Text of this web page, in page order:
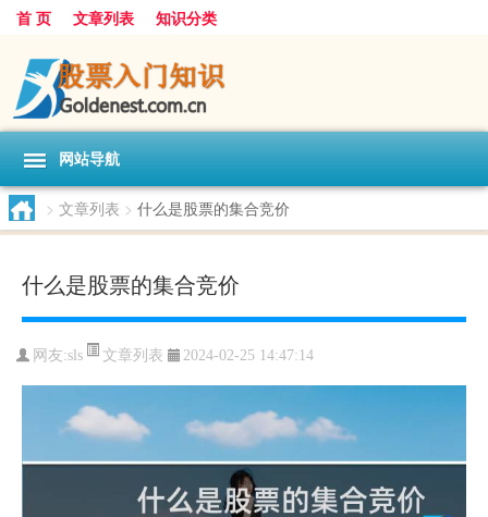
首 页 文章列表 知识分类
网站导航
> 文章列表 > 什么是股票的集合竞价
什么是股票的集合竞价
网友:sls 文章列表 2024-02-25 14:47:14